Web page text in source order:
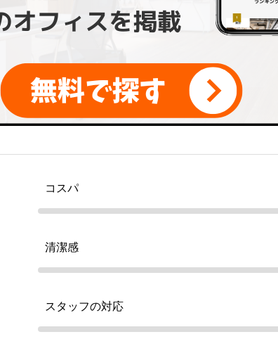
コスパ
清潔感
スタッフの対応